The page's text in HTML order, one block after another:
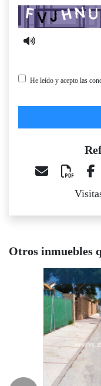
Captcha
He leído y acepto las
Otros inmuebles
145.000 €
061/25